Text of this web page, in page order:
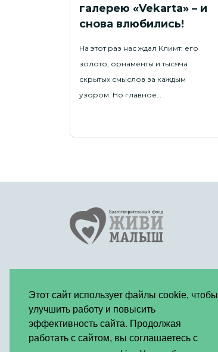
Этот сайт использует файлы cookie, чтобы
улучшить работу и повысить
эффективность сайта. Продолжая
работать с сайтом, вы соглашаетесь с
галерею «Vekarta» – и
снова влюбились!
На этот раз нас ждал Климт: его
золото, орнаменты и тысяча
скрытых смыслов за каждым
узором. Но главное…
МАЛЫШ» © 2012 -
2026